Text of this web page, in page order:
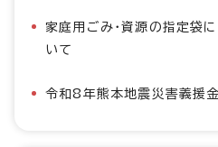
家庭用ごみ・資源の指定袋
いて
令和8年熊本地震災害義援